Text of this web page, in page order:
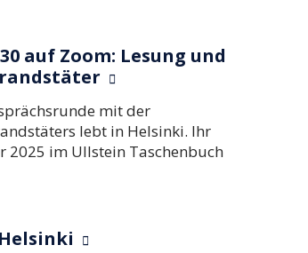
auf Zoom: Lesung und
mit der
lebt in Helsinki. Ihr
2025 im Ullstein Taschenbuch